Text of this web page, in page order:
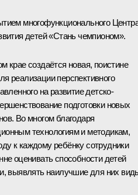
многофункционального
детей «Стань чемпионом».
крае создаётся новая, поистине
реализации перспективного
на развитие детско-
подготовки новых
Во многом благодаря
технологиям и методикам,
к каждому ребёнку сотрудники
оценивать способности детей
выявлять наилучшие для них